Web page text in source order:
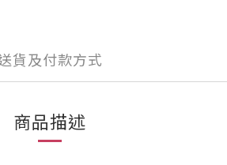
貨及付款方式
商品描述